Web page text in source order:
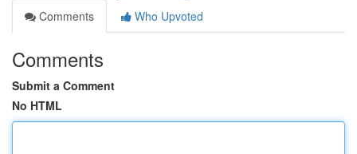
Comments
Who Upvoted
Comments
Submit a Comment
No HTML